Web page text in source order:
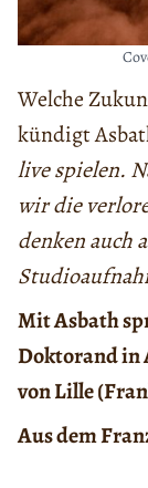
Welche
kündigt
live spielen.
wir die
denken auch
Mit Asbath
Doktorand in
von Lille
Aus dem